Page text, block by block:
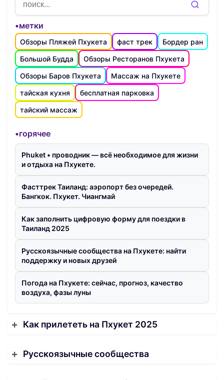
•метки
Обзоры Пляжей Пхукета фаст трек
Бордер ран
Большой Будда
Обзоры Ресторанов Пхукета
Обзоры Баров Пхукета
Массаж на Пхукете
тайская кухня
бесплатная парковка
тайский массаж
•горячее
Phuket • проводник — всё необходимое для жизни
и отдыха на Пхукете.
Фасттрек Таиланд: аэропорт без очередей.
Бангкок. Пхукет. Чиангмай
Как заполнить цифровую форму для поездки в
Таиланд 2025
Русскоязычные сообщества на Пхукете: найти
поддержку и новых друзей
Погода на Пхукете: сейчас, прогноз, качество
воздуха, фазы луны
Как прилететь на Пхукет 2025
Русскоязычные сообщества